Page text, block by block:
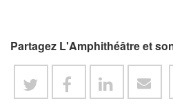
Partagez L'Amphithéâtre et